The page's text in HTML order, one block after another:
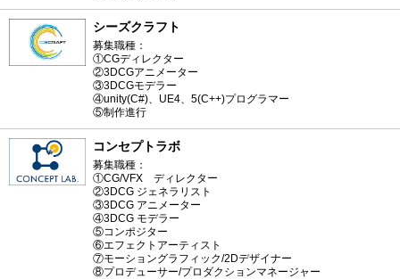
シーズクラフト
募集職種：
①CGディレクター
②3DCGアニメーター
③3DCGモデラー
④unity(C#)、UE4、5(C++)プログラマー
⑤制作進行
コンセプトラボ
募集職種：
①CG/VFX ディレクター
②3DCG ジェネラリスト
③3DCG アニメーター
④3DCG モデラー
⑤コンポジター
⑥エフェクトアーティスト
⑦モーショングラフィック/2Dデザイナー
⑧プロデューサー/プロダクションマネージャー